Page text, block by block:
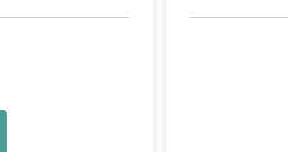
AJOUTER